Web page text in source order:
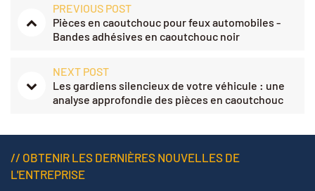
PREVIOUS POST
Pièces en caoutchouc pour feux automobiles -
Bandes adhésives en caoutchouc noir
NEXT POST
Les gardiens silencieux de votre véhicule : une
analyse approfondie des pièces en caoutchouc
// OBTENIR LES DERNIÈRES NOUVELLES DE
L'ENTREPRISE